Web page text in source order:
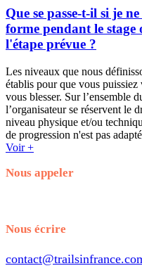
Que se passe-t-il si je
forme pendant le stage
l'étape prévue ?
Les niveaux que nous
établis pour que vous
vous blesser. Sur l’ensemble
l’organisateur se réservent le
niveau physique et/ou
de progression n'est pas
Voir +
Nous appeler
Nous écrire